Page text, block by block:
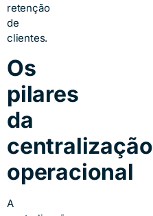
retenção
de
clientes.
Os
pilares
da
centralização
operacional
A